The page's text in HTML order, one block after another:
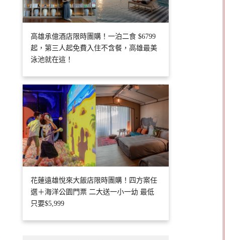
高雄承億酒店限時團購！一泊二食 $6799
起，第三人起免費入住不含餐，高雄最美
泳池就在這！
花蓮遠雄悅來大飯店限時團購！四方案任
選＋海洋公園門票 二大送一小一幼 最低
只要$5,999